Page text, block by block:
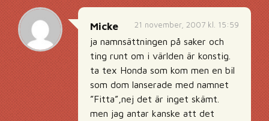
21 november, 2007 kl. 15:59
Micke
ja namnsättningen på saker och
ting runt om i världen är konstig.
ta tex Honda som kom men en bil
som dom lanserade med namnet
”Fitta”,nej det är inget skämt.
men jag antar kanske att det